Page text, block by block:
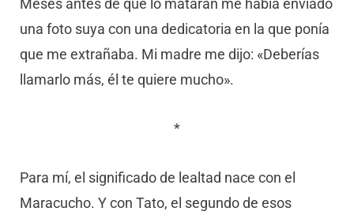
Meses antes de que lo mataran me había enviado
una foto suya con una dedicatoria en la que ponía
que me extrañaba. Mi madre me dijo: «Deberías
llamarlo más, él te quiere mucho».
*
Para mí, el significado de lealtad nace con el
Maracucho. Y con Tato, el segundo de esos